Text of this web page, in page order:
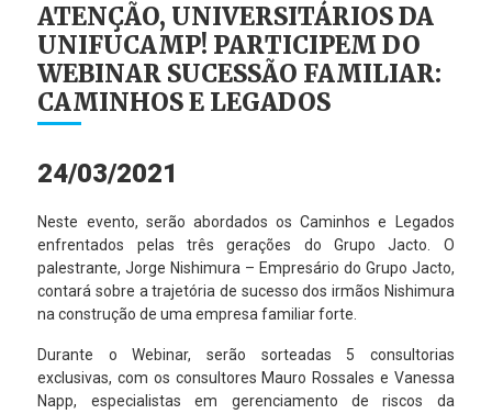
ATENÇÃO, UNIVERSITÁRIOS DA
UNIFUCAMP! PARTICIPEM DO
WEBINAR SUCESSÃO FAMILIAR:
CAMINHOS E LEGADOS
24/03/2021
Neste evento, serão abordados os Caminhos e Legados
enfrentados pelas três gerações do Grupo Jacto. O
palestrante, Jorge Nishimura – Empresário do Grupo Jacto,
contará sobre a trajetória de sucesso dos irmãos Nishimura
na construção de uma empresa familiar forte.
Durante o Webinar, serão sorteadas 5 consultorias
exclusivas, com os consultores Mauro Rossales e Vanessa
Napp, especialistas em gerenciamento de riscos da